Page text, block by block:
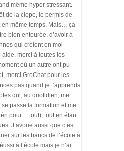
même hyper stressant.
de la clope, le permis de
en même temps. Mais… ça
bien entourée, d’avoir à
qui croient en moi
merci à toutes les
où un autre ont pu
merci GroChat pour les
pas quand je t’apprends
qui, au quotidien, me
passe la formation et me
pour… tout), tout en étant
J’avoue aussi que c’est
sur les bancs de l’école à
à l’école mais je n’ai